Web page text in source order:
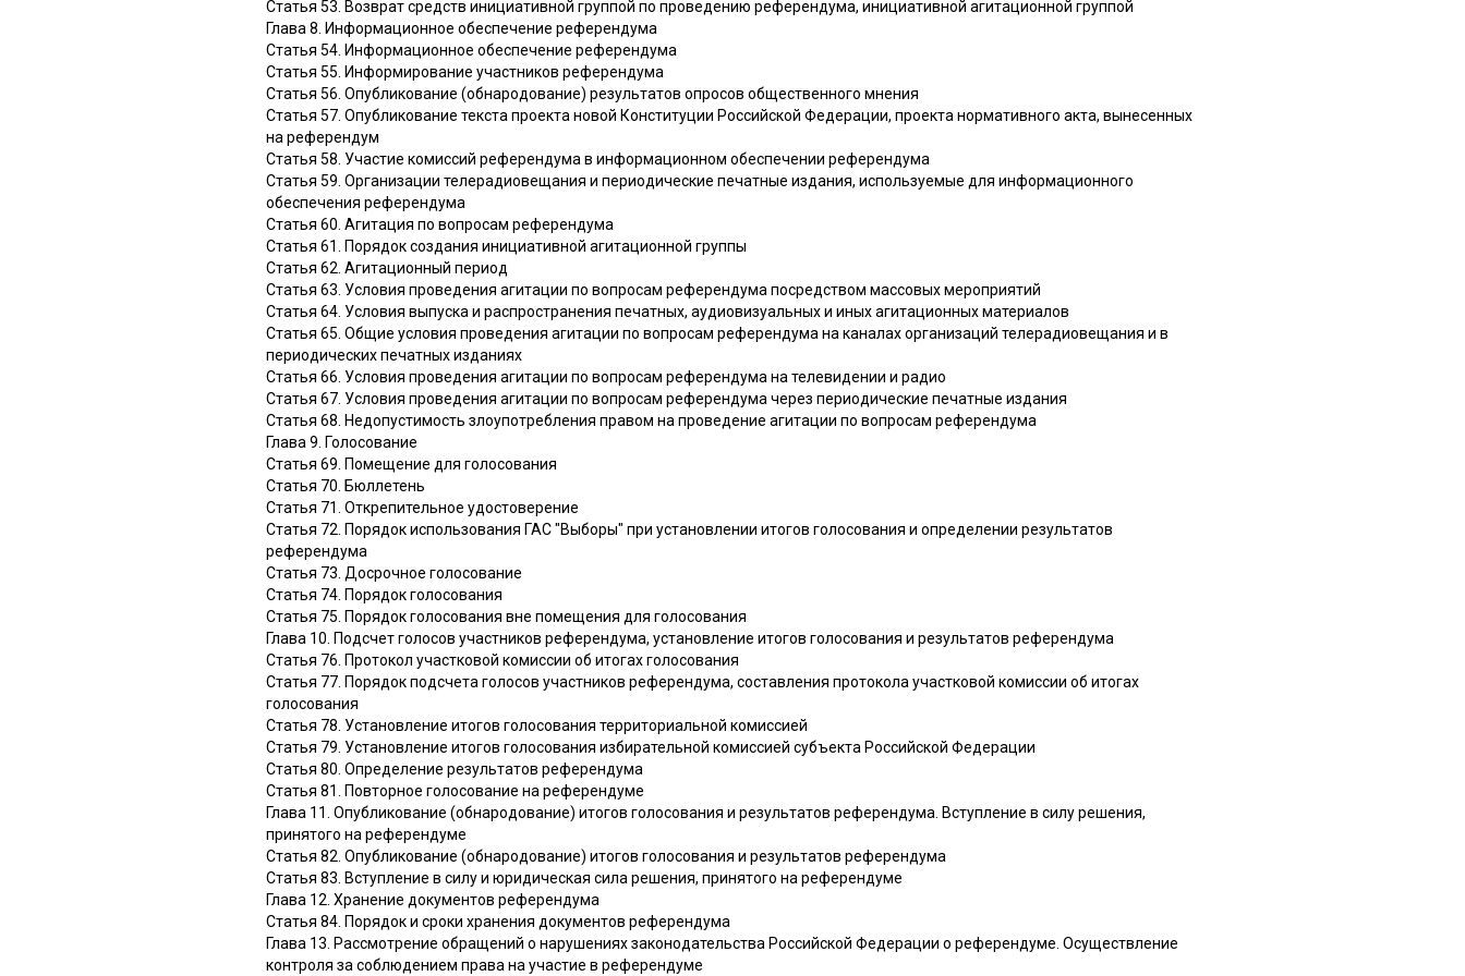
Статья 53. Возврат средств инициативной группой по проведению референдума, инициативной агитационной группой
Глава 8. Информационное обеспечение референдума
Статья 54. Информационное обеспечение референдума
Статья 55. Информирование участников референдума
Статья 56. Опубликование (обнародование) результатов опросов общественного мнения
Статья 57. Опубликование текста проекта новой Конституции Российской Федерации, проекта нормативного акта, вынесенных
на референдум
Статья 58. Участие комиссий референдума в информационном обеспечении референдума
Статья 59. Организации телерадиовещания и периодические печатные издания, используемые для информационного
обеспечения референдума
Статья 60. Агитация по вопросам референдума
Статья 61. Порядок создания инициативной агитационной группы
Статья 62. Агитационный период
Статья 63. Условия проведения агитации по вопросам референдума посредством массовых мероприятий
Статья 64. Условия выпуска и распространения печатных, аудиовизуальных и иных агитационных материалов
Статья 65. Общие условия проведения агитации по вопросам референдума на каналах организаций телерадиовещания и в
периодических печатных изданиях
Статья 66. Условия проведения агитации по вопросам референдума на телевидении и радио
Статья 67. Условия проведения агитации по вопросам референдума через периодические печатные издания
Статья 68. Недопустимость злоупотребления правом на проведение агитации по вопросам референдума
Глава 9. Голосование
Статья 69. Помещение для голосования
Статья 70. Бюллетень
Статья 71. Открепительное удостоверение
Статья 72. Порядок использования ГАС "Выборы" при установлении итогов голосования и определении результатов
референдума
Статья 73. Досрочное голосование
Статья 74. Порядок голосования
Статья 75. Порядок голосования вне помещения для голосования
Глава 10. Подсчет голосов участников референдума, установление итогов голосования и результатов референдума
Статья 76. Протокол участковой комиссии об итогах голосования
Статья 77. Порядок подсчета голосов участников референдума, составления протокола участковой комиссии об итогах
голосования
Статья 78. Установление итогов голосования территориальной комиссией
Статья 79. Установление итогов голосования избирательной комиссией субъекта Российской Федерации
Статья 80. Определение результатов референдума
Статья 81. Повторное голосование на референдуме
Глава 11. Опубликование (обнародование) итогов голосования и результатов референдума. Вступление в силу решения,
принятого на референдуме
Статья 82. Опубликование (обнародование) итогов голосования и результатов референдума
Статья 83. Вступление в силу и юридическая сила решения, принятого на референдуме
Глава 12. Хранение документов референдума
Статья 84. Порядок и сроки хранения документов референдума
Глава 13. Рассмотрение обращений о нарушениях законодательства Российской Федерации о референдуме. Осуществление
контроля за соблюдением права на участие в референдуме